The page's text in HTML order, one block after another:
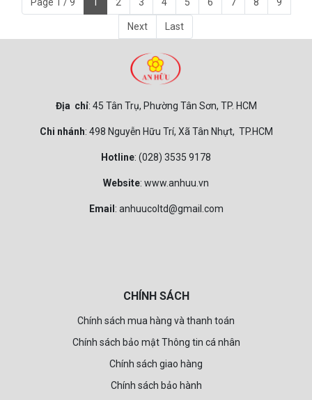
Next Last
Địa chỉ: 45 Tân Trụ, Phường Tân Sơn, TP. HCM
Chi nhánh: 498 Nguyễn Hữu Trí, Xã Tân Nhựt, TP.HCM
Hotline: (028) 3535 9178
Website: www.anhuu.vn
Email : anhuucoltd@gmail.com
CHÍNH SÁCH
Chính sách mua hàng và thanh toán
Chính sách bảo mật Thông tin cá nhân
Chính sách giao hàng
Chính sách bảo hành